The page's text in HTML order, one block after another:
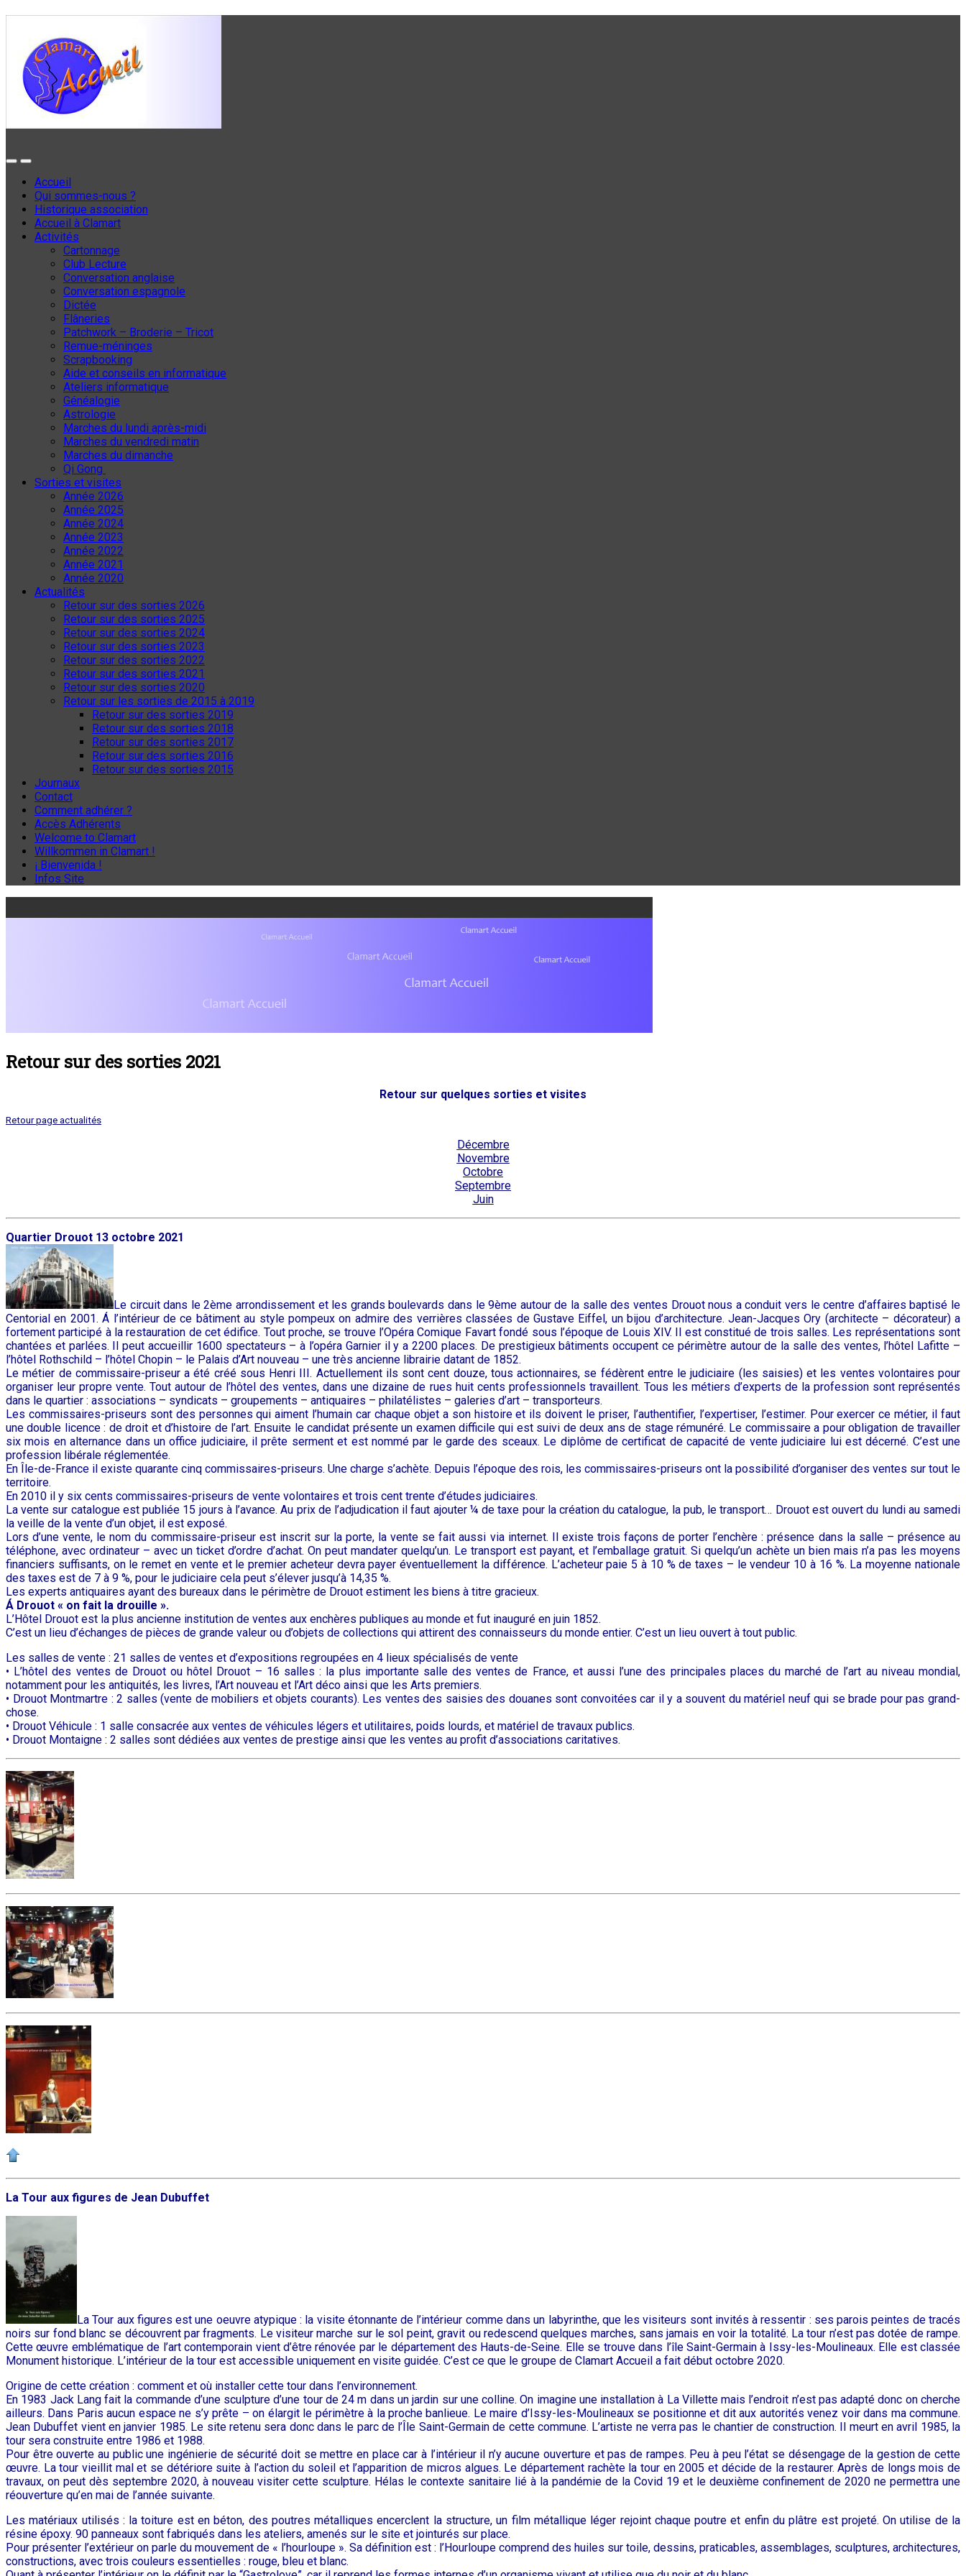
Accueil
Qui sommes-nous ?
Historique association
Accueil à Clamart
Activités
Cartonnage
Club Lecture
Conversation anglaise
Conversation espagnole
Dictée
Flâneries
Patchwork – Broderie – Tricot
Remue-méninges
Scrapbooking
Aide et conseils en informatique
Ateliers informatique
Généalogie
Astrologie
Marches du lundi après-midi
Marches du vendredi matin
Marches du dimanche
Qi Gong
Sorties et visites
Année 2026
Année 2025
Année 2024
Année 2023
Année 2022
Année 2021
Année 2020
Actualités
Retour sur des sorties 2026
Retour sur des sorties 2025
Retour sur des sorties 2024
Retour sur des sorties 2023
Retour sur des sorties 2022
Retour sur des sorties 2021
Retour sur des sorties 2020
Retour sur les sorties de 2015 à 2019
Retour sur des sorties 2019
Retour sur des sorties 2018
Retour sur des sorties 2017
Retour sur des sorties 2016
Retour sur des sorties 2015
Journaux
Contact
Comment adhérer ?
Accès Adhérents
Welcome to Clamart
Willkommen in Clamart !
¡ Bienvenida !
Infos Site
Retour sur des sorties 2021
Retour sur quelques sorties et visites
Retour page actualités
Décembre
Novembre
Octobre
Septembre
Juin
Quartier Drouot 13 octobre 2021
Le circuit dans le 2ème arrondissement et les grands boulevards dans le 9ème autour de la salle des ventes Drouot nous a conduit vers le centre d’affaires baptisé le
Centorial en 2001. Á l’intérieur de ce bâtiment au style pompeux on admire des verrières classées de Gustave Eiffel, un bijou d’architecture. Jean-Jacques Ory (architecte – décorateur) a
fortement participé à la restauration de cet édifice. Tout proche, se trouve l’Opéra Comique Favart fondé sous l’époque de Louis XIV. Il est constitué de trois salles. Les représentations sont
chantées et parlées. Il peut accueillir 1600 spectateurs – à l’opéra Garnier il y a 2200 places. De prestigieux bâtiments occupent ce périmètre autour de la salle des ventes, l’hôtel Lafitte –
l’hôtel Rothschild – l’hôtel Chopin – le Palais d’Art nouveau – une très ancienne librairie datant de 1852.
Le métier de commissaire-priseur a été créé sous Henri III. Actuellement ils sont cent douze, tous actionnaires, se fédèrent entre le judiciaire (les saisies) et les ventes volontaires pour
organiser leur propre vente. Tout autour de l’hôtel des ventes, dans une dizaine de rues huit cents professionnels travaillent. Tous les métiers d’experts de la profession sont représentés
dans le quartier : associations – syndicats – groupements – antiquaires – philatélistes – galeries d’art – transporteurs.
Les commissaires-priseurs sont des personnes qui aiment l’humain car chaque objet a son histoire et ils doivent le priser, l’authentifier, l’expertiser, l’estimer. Pour exercer ce métier, il faut
une double licence : de droit et d’histoire de l’art. Ensuite le candidat présente un examen difficile qui est suivi de deux ans de stage rémunéré. Le commissaire a pour obligation de travailler
six mois en alternance dans un office judiciaire, il prête serment et est nommé par le garde des sceaux. Le diplôme de certificat de capacité de vente judiciaire lui est décerné. C’est une
profession libérale réglementée.
En Île-de-France il existe quarante cinq commissaires-priseurs. Une charge s’achète. Depuis l’époque des rois, les commissaires-priseurs ont la possibilité d’organiser des ventes sur tout le
territoire.
En 2010 il y six cents commissaires-priseurs de vente volontaires et trois cent trente d’études judiciaires.
La vente sur catalogue est publiée 15 jours à l’avance. Au prix de l’adjudication il faut ajouter ¼ de taxe pour la création du catalogue, la pub, le transport… Drouot est ouvert du lundi au samedi
la veille de la vente d’un objet, il est exposé.
Lors d’une vente, le nom du commissaire-priseur est inscrit sur la porte, la vente se fait aussi via internet. Il existe trois façons de porter l’enchère : présence dans la salle – présence au
téléphone, avec ordinateur – avec un ticket d’ordre d’achat. On peut mandater quelqu’un. Le transport est payant, et l’emballage gratuit. Si quelqu’un achète un bien mais n’a pas les moyens
financiers suffisants, on le remet en vente et le premier acheteur devra payer éventuellement la différence. L’acheteur paie 5 à 10 % de taxes – le vendeur 10 à 16 %. La moyenne nationale
des taxes est de 7 à 9 %, pour le judiciaire cela peut s’élever jusqu’à 14,35 %.
Les experts antiquaires ayant des bureaux dans le périmètre de Drouot estiment les biens à titre gracieux.
Á Drouot « on fait la drouille ».
L’Hôtel Drouot est la plus ancienne institution de ventes aux enchères publiques au monde et fut inauguré en juin 1852.
C’est un lieu d’échanges de pièces de grande valeur ou d’objets de collections qui attirent des connaisseurs du monde entier. C’est un lieu ouvert à tout public.
Les salles de vente : 21 salles de ventes et d’expositions regroupées en 4 lieux spécialisés de vente
• L’hôtel des ventes de Drouot ou hôtel Drouot – 16 salles : la plus importante salle des ventes de France, et aussi l’une des principales places du marché de l’art au niveau mondial,
notamment pour les antiquités, les livres, l’Art nouveau et l’Art déco ainsi que les Arts premiers.
• Drouot Montmartre : 2 salles (vente de mobiliers et objets courants). Les ventes des saisies des douanes sont convoitées car il y a souvent du matériel neuf qui se brade pour pas grand-
chose.
• Drouot Véhicule : 1 salle consacrée aux ventes de véhicules légers et utilitaires, poids lourds, et matériel de travaux publics.
• Drouot Montaigne : 2 salles sont dédiées aux ventes de prestige ainsi que les ventes au profit d’associations caritatives.
La Tour aux figures de Jean Dubuffet
La Tour aux figures est une oeuvre atypique : la visite étonnante de l’intérieur comme dans un labyrinthe, que les visiteurs sont invités à ressentir : ses parois peintes de tracés
noirs sur fond blanc se découvrent par fragments. Le visiteur marche sur le sol peint, gravit ou redescend quelques marches, sans jamais en voir la totalité. La tour n’est pas dotée de rampe.
Cette œuvre emblématique de l’art contemporain vient d’être rénovée par le département des Hauts-de-Seine. Elle se trouve dans l’île Saint-Germain à Issy-les-Moulineaux. Elle est classée
Monument historique. L’intérieur de la tour est accessible uniquement en visite guidée. C’est ce que le groupe de Clamart Accueil a fait début octobre 2020.
Origine de cette création : comment et où installer cette tour dans l’environnement.
En 1983 Jack Lang fait la commande d’une sculpture d’une tour de 24 m dans un jardin sur une colline. On imagine une installation à La Villette mais l’endroit n’est pas adapté donc on cherche
ailleurs. Dans Paris aucun espace ne s’y prête – on élargit le périmètre à la proche banlieue. Le maire d’Issy-les-Moulineaux se positionne et dit aux autorités venez voir dans ma commune.
Jean Dubuffet vient en janvier 1985. Le site retenu sera donc dans le parc de l’Île Saint-Germain de cette commune. L’artiste ne verra pas le chantier de construction. Il meurt en avril 1985, la
tour sera construite entre 1986 et 1988.
Pour être ouverte au public une ingénierie de sécurité doit se mettre en place car à l’intérieur il n’y aucune ouverture et pas de rampes. Peu à peu l’état se désengage de la gestion de cette
œuvre. La tour vieillit mal et se détériore suite à l’action du soleil et l’apparition de micros algues. Le département rachète la tour en 2005 et décide de la restaurer. Après de longs mois de
travaux, on peut dès septembre 2020, à nouveau visiter cette sculpture. Hélas le contexte sanitaire lié à la pandémie de la Covid 19 et le deuxième confinement de 2020 ne permettra une
réouverture qu’en mai de l’année suivante.
Les matériaux utilisés : la toiture est en béton, des poutres métalliques encerclent la structure, un film métallique léger rejoint chaque poutre et enfin du plâtre est projeté. On utilise de la
résine époxy. 90 panneaux sont fabriqués dans les ateliers, amenés sur le site et jointurés sur place.
Pour présenter l’extérieur on parle du mouvement de « l’hourloupe ». Sa définition est : l’Hourloupe comprend des huiles sur toile, dessins, praticables, assemblages, sculptures, architectures,
constructions, avec trois couleurs essentielles : rouge, bleu et blanc.